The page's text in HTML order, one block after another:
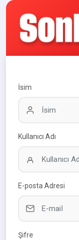
İsim
Kullanıcı Adı
E-posta Adresi
Şifre